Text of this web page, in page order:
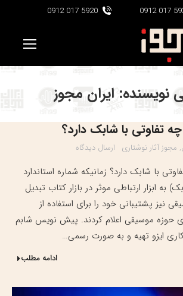
5930
5920 017 0912
نویسنده: ایران مجوز
تفاوتی با شابک دارد؟
, مجوز آثار نوشتاری ارسال دیدگاه
با شابک دارد؟ زمانیکه شماره استاندارد
به ابزار ارتباطی موثر در بازار کتاب تبدیل
نیز پشتیبانی خود را برای استفاده از
حوزه موسیقی اعلام کردند. پیش نویس شابم
ایزو تهیه و به صورت رسمی…
ادامه مطلب